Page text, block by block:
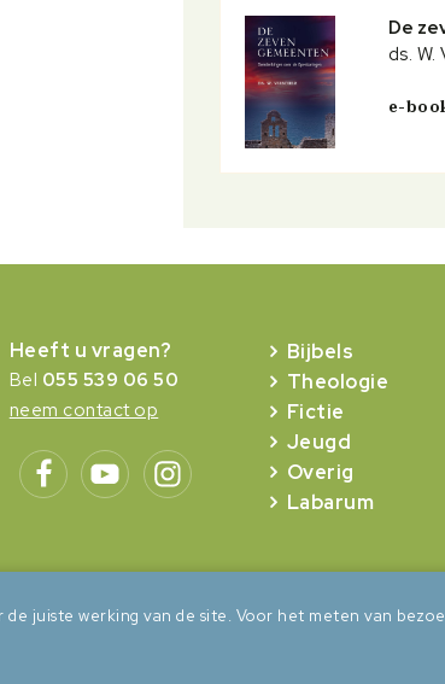
De
ds.
e-
Heeft u vragen?
Bel 055 539 06 50
neem contact op
Bijbels
Theologie
Fictie
Jeugd
Overig
Labarum
juiste werking van de site. Voor het meten van